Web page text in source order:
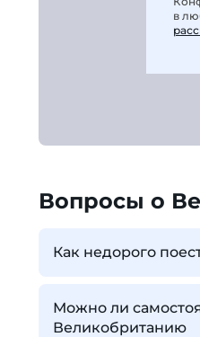
в
Вопросы о
Как недорого
Можно ли
Великобританию